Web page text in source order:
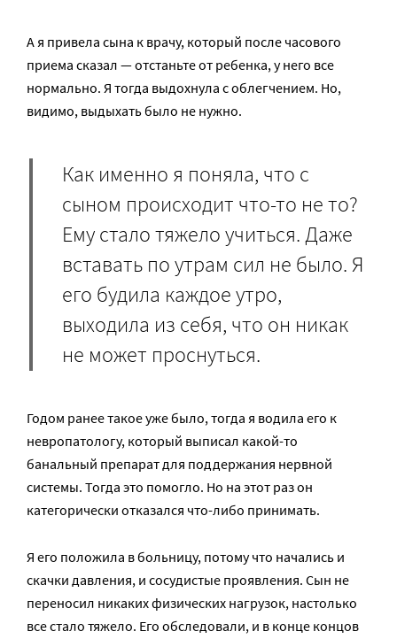
А я привела сына к врачу, который после часового
приема сказал — отстаньте от ребенка, у него все
нормально. Я тогда выдохнула с облегчением. Но,
видимо, выдыхать было не нужно.
Как именно я поняла, что с
сыном происходит что-то не то?
Ему стало тяжело учиться. Даже
вставать по утрам сил не было. Я
его будила каждое утро,
выходила из себя, что он никак
не может проснуться.
Годом ранее такое уже было, тогда я водила его к
невропатологу, который выписал какой-то
банальный препарат для поддержания нервной
системы. Тогда это помогло. Но на этот раз он
категорически отказался что-либо принимать.
Я его положила в больницу, потому что начались и
скачки давления, и сосудистые проявления. Сын не
переносил никаких физических нагрузок, настолько
все стало тяжело. Его обследовали, и в конце концов